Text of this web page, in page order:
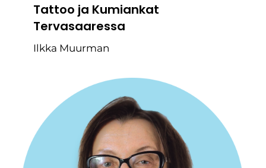
Tattoo ja Kumiankat
Tervasaaressa
Ilkka Muurman